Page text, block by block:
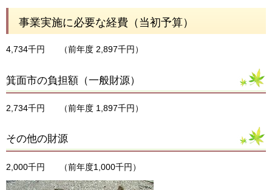
事業実施に必要な経費（当初予算）
4,734千円 （前年度 2,897千円）
箕面市の負担額（一般財源）
2,734千円 （前年度 1,897千円）
その他の財源
2,000千円 （前年度1,000千円）